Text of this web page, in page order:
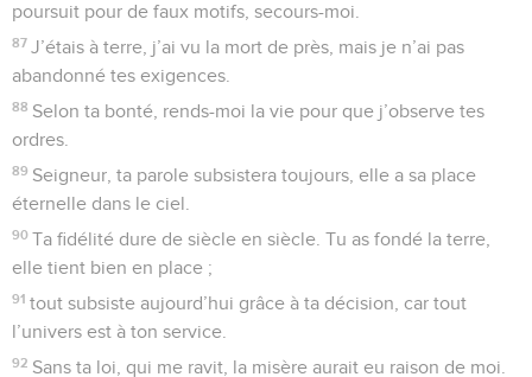
poursuit pour de faux motifs, secours-moi.
87 J’étais à terre, j’ai vu la mort de près, mais je n’ai pas
abandonné tes exigences.
88 Selon ta bonté, rends-moi la vie pour que j’observe tes
ordres.
89 Seigneur, ta parole subsistera toujours, elle a sa place
éternelle dans le ciel.
90 Ta fidélité dure de siècle en siècle. Tu as fondé la terre,
elle tient bien en place ;
91 tout subsiste aujourd’hui grâce à ta décision, car tout
l’univers est à ton service.
92 Sans ta loi, qui me ravit, la misère aurait eu raison de moi.